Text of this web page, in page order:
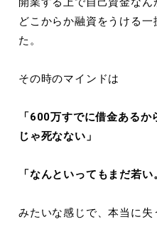
どこからか融資をうける
た。
その時のマインドは
「600万すでに借金あるか
じゃ死なない」
「なんといってもまだ若い
みたいな感じで、本当に失